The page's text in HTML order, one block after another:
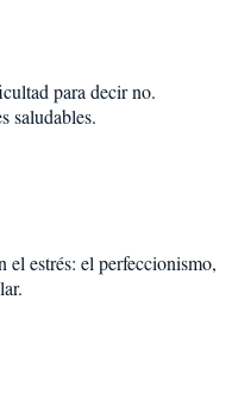
para decir no.
saludables.
el estrés: el perfeccionismo,